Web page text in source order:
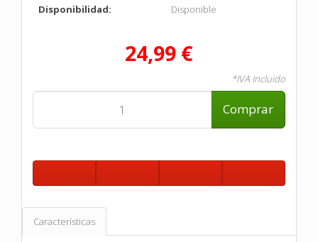
Disponibilidad:
Disponible
24,99 €
*IVA Incluido
Comprar
Características